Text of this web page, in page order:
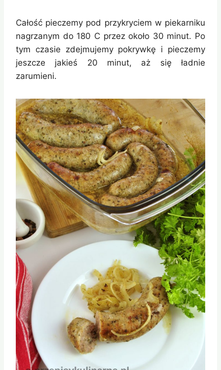
Całość pieczemy pod przykryciem w piekarniku
nagrzanym do 180 C przez około 30 minut. Po
tym czasie zdejmujemy pokrywkę i pieczemy
jeszcze jakieś 20 minut, aż się ładnie
zarumieni.